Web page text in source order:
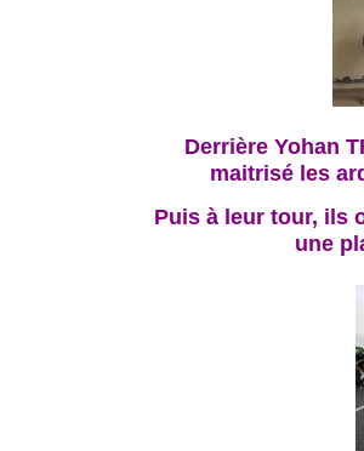
Derrière Yohan
maitrisé les
Puis à leur tour, ils
une